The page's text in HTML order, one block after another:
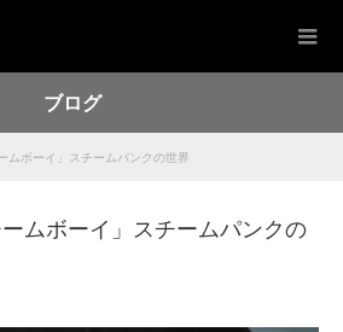
ブログ
ムボーイ」スチームパンクの世界
ームボーイ」スチームパンクの